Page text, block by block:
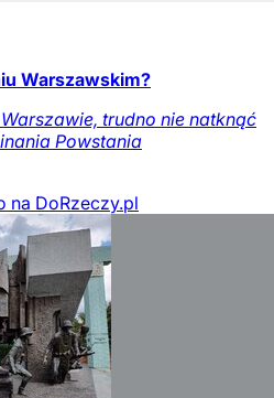
Warszawskim?
trudno nie natknąć
Powstania
na DoRzeczy.pl